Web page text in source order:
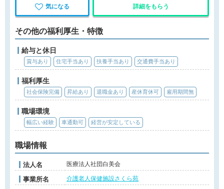
気になる 詳細をもらう
その他の福利厚生・特徴
給与と休日
賞与あり 住宅手当あり 扶養手当あり 交通費手当あり
福利厚生
社会保険完備 昇給あり 退職金あり 産休育休可 雇用期間無
職場環境
幅広い経験 車通勤可 経営が安定している
職場情報
法人名 医療法人社団白美会
事業所名 介護老人保健施設さくら苑